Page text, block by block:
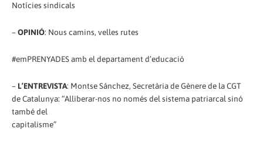
Notícies sindicals
–OPINIÓ: Nous camins, velles rutes
#emPRENYADES amb el departament d’educació
– L’ENTREVISTA: Montse Sánchez, Secretària de Gènere de la CGT
de Catalunya: “Alliberar-nos no només del sistema patriarcal sinó
també del
capitalisme”